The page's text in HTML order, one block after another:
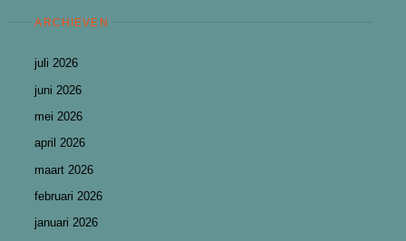
ARCHIEVEN
juli 2026
juni 2026
mei 2026
april 2026
maart 2026
februari 2026
januari 2026